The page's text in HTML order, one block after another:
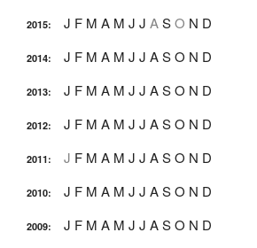
2015: J F M A M J J ASO N D
2014: J F M A M J J ASO N D
2013: J F M A M J J ASO N D
2012: J F M A M J J ASO N D
2011: J F M A M J J ASO N D
2010: J F M A M J J ASO N D
2009: J F M A M J J ASO N D